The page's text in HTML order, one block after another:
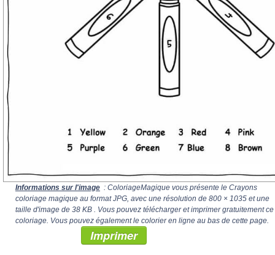
Informations sur l'image : ColoriageMagique vous présente le Crayons
coloriage magique au format JPG, avec une résolution de 800 × 1035 et une
taille d'image de 38 KB . Vous pouvez télécharger et imprimer gratuitement ce
coloriage. Vous pouvez également le colorier en ligne au bas de cette page.
Imprimer